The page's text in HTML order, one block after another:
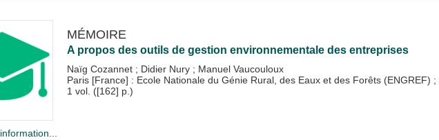
MÉMOIRE
A propos des outils de gestion environnementale des entreprises
Naïg Cozannet ; Didier Nury ; Manuel Vaucouloux
Paris [France] : Ecole Nationale du Génie Rural, des Eaux et des Forêts (ENGREF) ;
1 vol. ([162] p.)